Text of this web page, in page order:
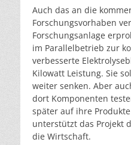
Auch das an die
Forschungsvorhaben
Forschungsanlage
im Parallelbetrieb zur
verbesserte
Kilowatt Leistung. Sie
weiter senken. Aber
dort Komponenten
später auf ihre
unterstützt das Projekt
die Wirtschaft.